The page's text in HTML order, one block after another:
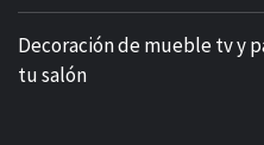
Decoración de mueble tv y
tu salón